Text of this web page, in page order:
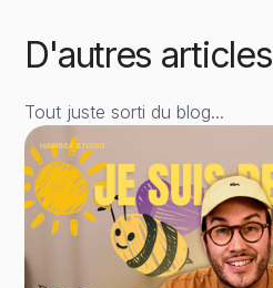
D'autres articles
Tout juste sorti du blog...